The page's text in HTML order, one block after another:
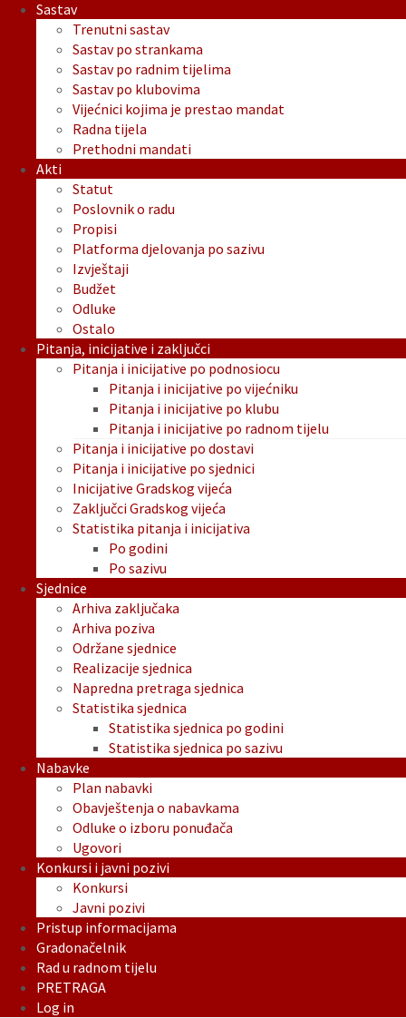
Sastav
Trenutni sastav
Sastav po strankama
Sastav po radnim tijelima
Sastav po klubovima
Vijećnici kojima je prestao mandat
Radna tijela
Prethodni mandati
Akti
Statut
Poslovnik o radu
Propisi
Platforma djelovanja po sazivu
Izvještaji
Budžet
Odluke
Ostalo
Pitanja, inicijative i zaključci
Pitanja i inicijative po podnosiocu
Pitanja i inicijative po vijećniku
Pitanja i inicijative po klubu
Pitanja i inicijative po radnom tijelu
Pitanja i inicijative po dostavi
Pitanja i inicijative po sjednici
Inicijative Gradskog vijeća
Zaključci Gradskog vijeća
Statistika pitanja i inicijativa
Po godini
Po sazivu
Sjednice
Arhiva zaključaka
Arhiva poziva
Održane sjednice
Realizacije sjednica
Napredna pretraga sjednica
Statistika sjednica
Statistika sjednica po godini
Statistika sjednica po sazivu
Nabavke
Plan nabavki
Obavještenja o nabavkama
Odluke o izboru ponuđača
Ugovori
Konkursi i javni pozivi
Konkursi
Javni pozivi
Pristup informacijama
Gradonačelnik
Rad u radnom tijelu
PRETRAGA
Log in